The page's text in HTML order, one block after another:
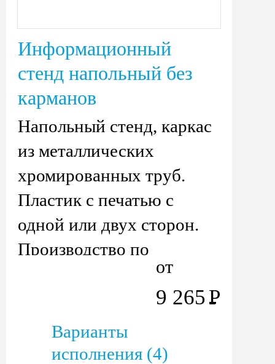
Информационный
стенд напольный без
карманов
Напольный стенд, каркас
из металлических
хромированных труб.
Пластик с печатью с
одной или двух сторон.
Производство по
размерам заказчика.
от
9 265Р
Варианты
исполнения (4)